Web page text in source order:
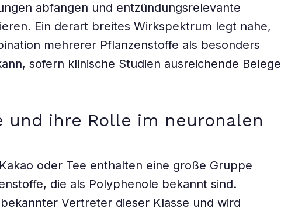
abfangen und entzündungsrelevante
Ein derart breites Wirkspektrum legt nahe,
mehrerer Pflanzenstoffe als besonders
sofern klinische Studien ausreichende Belege
und ihre Rolle im neuronalen
oder Tee enthalten eine große Gruppe
die als Polyphenole bekannt sind.
Vertreter dieser Klasse und wird